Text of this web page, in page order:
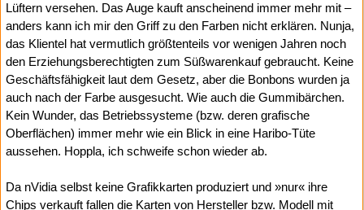
Lüftern versehen. Das Auge kauft anscheinend immer mehr mit –
anders kann ich mir den Griff zu den Farben nicht erklären. Nunja,
das Klientel hat vermutlich größtenteils vor wenigen Jahren noch
den Erziehungsberechtigten zum Süßwarenkauf gebraucht. Keine
Geschäftsfähigkeit laut dem Gesetz, aber die Bonbons wurden ja
auch nach der Farbe ausgesucht. Wie auch die Gummibärchen.
Kein Wunder, das Betriebssysteme (bzw. deren grafische
Oberflächen) immer mehr wie ein Blick in eine Haribo-Tüte
aussehen. Hoppla, ich schweife schon wieder ab.
Da nVidia selbst keine Grafikkarten produziert und »nur« ihre
Chips verkauft fallen die Karten von Hersteller bzw. Modell mit